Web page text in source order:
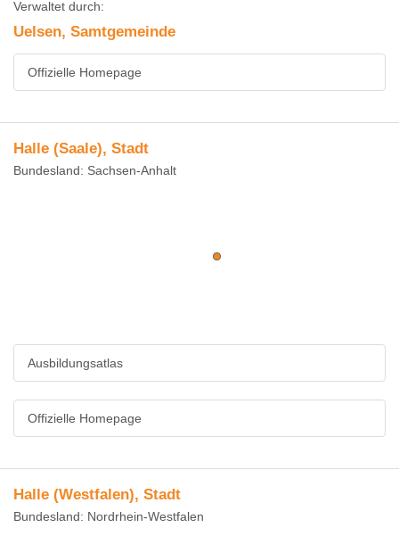
Verwaltet durch:
Uelsen, Samtgemeinde
Offizielle Homepage
Halle (Saale), Stadt
Bundesland: Sachsen-Anhalt
Ausbildungsatlas
Offizielle Homepage
Halle (Westfalen), Stadt
Bundesland: Nordrhein-Westfalen